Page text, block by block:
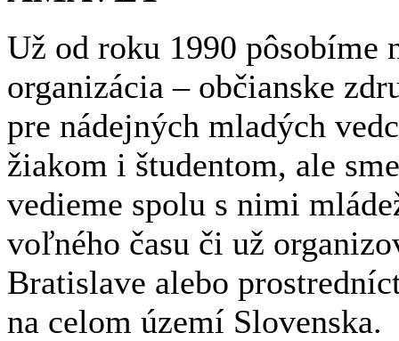
Už od roku 1990 pôsobíme
organizácia – občianske
pre nádejných mladých
žiakom i študentom, ale
vedieme spolu s nimi
voľného času či už
Bratislave alebo
na celom území Slovenska.